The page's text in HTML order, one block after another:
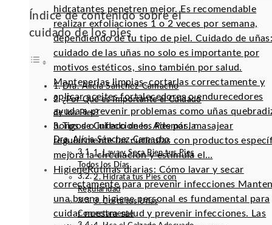
hidratantes penetren mejor. Es recomendable
realizar exfoliaciones 1 o 2 veces por semana,
dependiendo de tu tipo de piel. Cuidado de
cuidado de las uñas no solo es importante por
motivos estéticos, sino también por salud.
Mantenerlas limpias, cortarlas correctamente y
aplicar aceites fortalecedores o endurecedores
ayuda a prevenir problemas como uñas
hongos o infecciones. Además, masajear
regularmente las cutículas con productos
mejora la circulación y estimula el…
HigieneRutinas diarias: Cómo lavar y secar
correctamente para prevenir infecciones
una buena higiene personal es fundamental para
cuidar nuestra salud y prevenir infecciones. Las
Índice de contenido sobre el
cuidado de los pies
Dra. Alícia Sánchez-Camacho
¿Por Qué es Importante el Cuidado
de los Pies?
Tips de Cuidado de los Pies por la
Dra. Alícia Sánchez-Camacho
1. Lava y Seca Bien tus Pies
Todos los Días
2. Hidrata tus Pies con
Regularidad
3. Corta tus Uñas
Correctamente